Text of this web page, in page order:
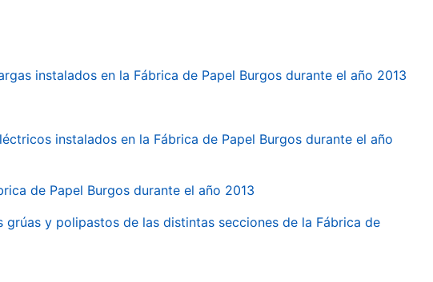
instalados en la Fábrica de Papel Burgos durante el año 2013
instalados en la Fábrica de Papel Burgos durante el año
de Papel Burgos durante el año 2013
y polipastos de las distintas secciones de la Fábrica de